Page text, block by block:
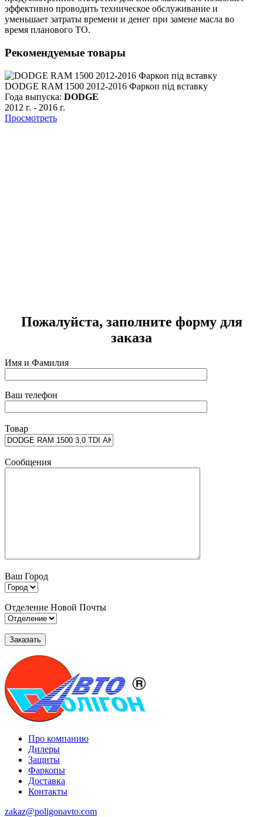
эффективно проводить техническое обслуживание и
уменьшает затраты времени и денег при замене масла во
время планового ТО.
Рекомендуемые товары
DODGE RAM 1500 2012-2016 Фаркоп під вставку
Года выпуска: DODGE
2012 г. - 2016 г.
Просмотреть
Пожалуйста, заполните форму для
заказа
Имя и Фамилия
Ваш телефон
Товар
Сообщения
Ваш Город
Отделение Новой Почты
Про компанию
Дилеры
Защиты
Фаркопы
Доставка
Контакты
zakaz@poligonavto.com